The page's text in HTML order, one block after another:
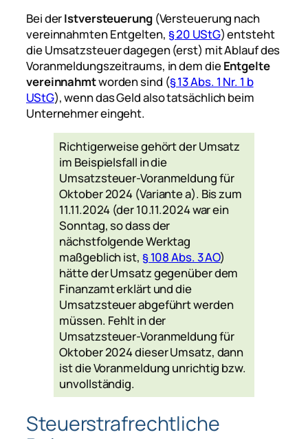
Bei derIstversteuerung (Versteuerung nach
vereinnahmten Entgelten, § 20 UStG) entsteht
die Umsatzsteuer dagegen (erst) mit Ablauf des
Voranmeldungszeitraums, in dem dieEntgelte
vereinnahmtworden sind (§ 13 Abs. 1 Nr. 1 b
UStG), wenn das Geld also tatsächlich beim
Unternehmer eingeht.
Richtigerweise gehört der Umsatz
im Beispielsfall in die
Umsatzsteuer-Voranmeldung für
Oktober 2024 (Variante a). Bis zum
11.11.2024 (der 10.11.2024 war ein
Sonntag, so dass der
nächstfolgende Werktag
maßgeblich ist, § 108 Abs. 3 AO)
hätte der Umsatz gegenüber dem
Finanzamt erklärt und die
Umsatzsteuer abgeführt werden
müssen. Fehlt in der
Umsatzsteuer-Voranmeldung für
Oktober 2024 dieser Umsatz, dann
ist die Voranmeldung unrichtig bzw.
unvollständig.
Steuerstrafrechtliche